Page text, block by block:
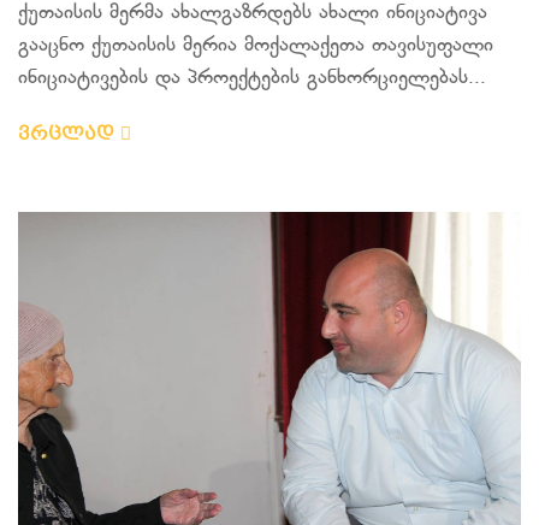
ქუთაისის მერმა ახალგაზრდებს ახალი ინიციატივა
გააცნო ქუთაისის მერია მოქალაქეთა თავისუფალი
ინიციატივების და პროექტების განხორციელებას...
ვრცლად